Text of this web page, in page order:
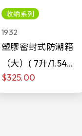
收納系列
1932
塑膠密封式防潮箱
（大）( 7升/1.54加
侖)
$325.00